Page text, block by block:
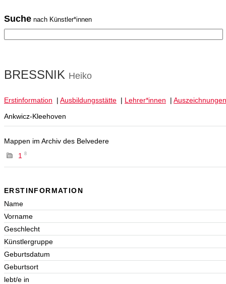
Suche nach Künstler*innen
BRESSNIK Heiko
Erstinformation | Ausbildungsstätte | Lehrer*innen | Auszeichnungen
Ankwicz-Kleehoven
Mappen im Archiv des Belvedere
1
8
ERSTINFORMATION
Name
Vorname
Geschlecht
Künstlergruppe
Geburtsdatum
Geburtsort
lebt/e in